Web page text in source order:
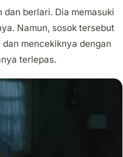
berlari. Dia memasuki
Namun, sosok tersebut
mencekiknya dengan
terlepas.